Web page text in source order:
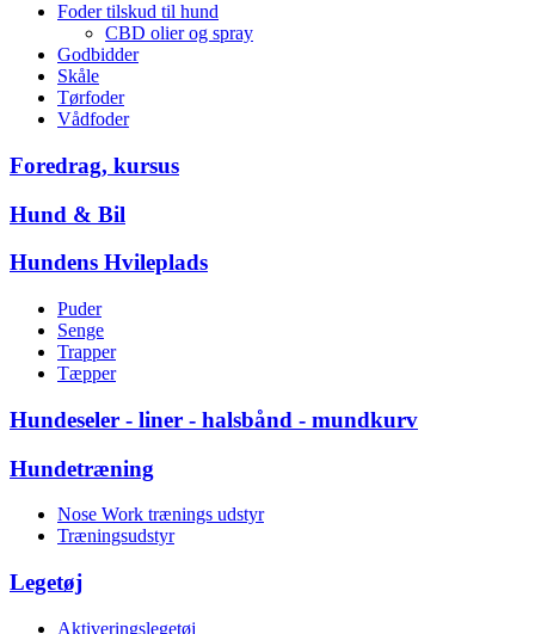
Foder tilskud til hund
CBD olier og spray
Godbidder
Skåle
Tørfoder
Vådfoder
Foredrag, kursus
Hund & Bil
Hundens Hvileplads
Puder
Senge
Trapper
Tæpper
Hundeseler - liner - halsbånd - mundkurv
Hundetræning
Nose Work trænings udstyr
Træningsudstyr
Legetøj
Aktiveringslegetøj